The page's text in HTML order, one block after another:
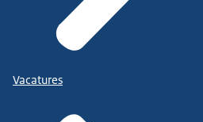
Vacatures